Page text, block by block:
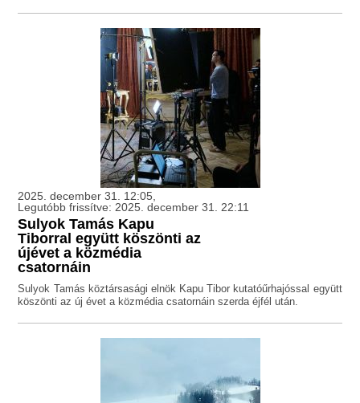
2025. december 31. 12:05,
Legutóbb frissítve: 2025. december 31. 22:11
Sulyok Tamás Kapu
Tiborral együtt köszönti az
újévet a közmédia
csatornáin
Sulyok Tamás köztársasági elnök Kapu Tibor kutatóűrhajóssal együtt
köszönti az új évet a közmédia csatornáin szerda éjfél után.